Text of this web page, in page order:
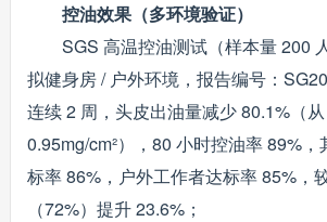
控油效果（多环境验证）
SGS 高温控油测试（样本量
拟健身房 / 户外环境，报告编号：
连续 2 周，头皮出油量减少 80.1%（
0.95mg/cm²），80 小时控油率 89%
标率 86%，户外工作者达标率 85%，
（72%）提升 23.6%；